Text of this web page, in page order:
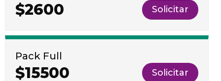
$2600 Solicitar
Pack Full
$15500 Solicitar